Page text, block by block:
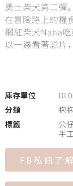
勇士柴犬第二彈
在冒險路上的糧
網紅柴犬Nana
以一邊看著影片
庫存單位
分類
抱
標籤
公
手
FB私訊了